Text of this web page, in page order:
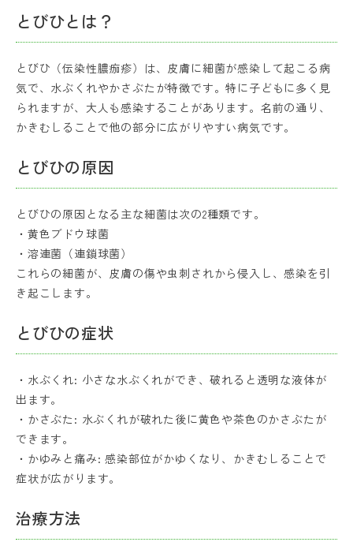
とびひとは？
とびひ（伝染性膿痂疹）は、皮膚に細菌が感染して起こる病
気で、水ぶくれやかさぶたが特徴です。特に子どもに多く見
られますが、大人も感染することがあります。名前の通り、
かきむしることで他の部分に広がりやすい病気です。
とびひの原因
とびひの原因となる主な細菌は次の2種類です。
・黄色ブドウ球菌
・溶連菌（連鎖球菌）
これらの細菌が、皮膚の傷や虫刺されから侵入し、感染を引
き起こします。
とびひの症状
・水ぶくれ: 小さな水ぶくれができ、破れると透明な液体が
出ます。
・かさぶた: 水ぶくれが破れた後に黄色や茶色のかさぶたが
できます。
・かゆみと痛み: 感染部位がかゆくなり、かきむしることで
症状が広がります。
治療方法